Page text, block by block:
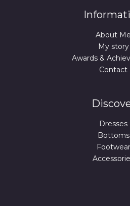
About Me
My story
Awards &
Contact
Dresses
Bottoms
Footwear